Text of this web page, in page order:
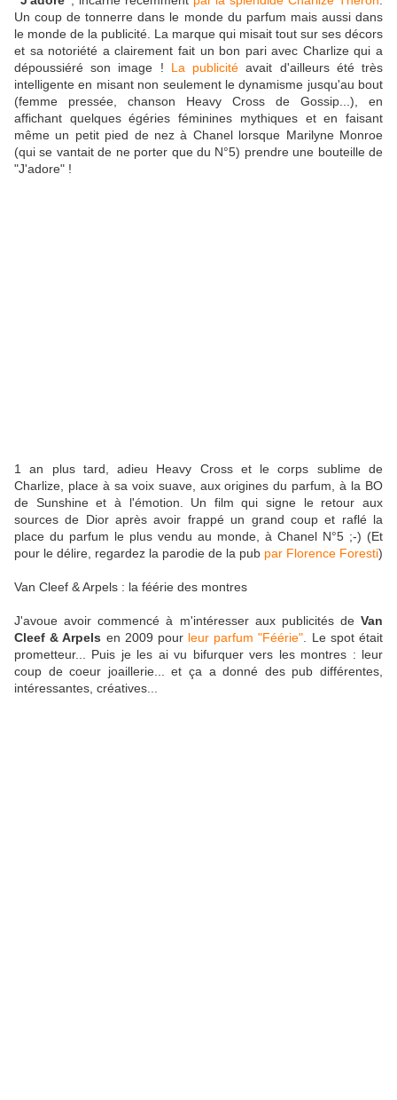
Un coup de tonnerre dans le monde du parfum mais aussi dans
le monde de la publicité. La marque qui misait tout sur ses décors
et sa notoriété a clairement fait un bon pari avec Charlize qui a
dépoussiéré son image ! La publicité avait d'ailleurs été très
intelligente en misant non seulement le dynamisme jusqu'au bout
(femme pressée, chanson Heavy Cross de Gossip...), en
affichant quelques égéries féminines mythiques et en faisant
même un petit pied de nez à Chanel lorsque Marilyne Monroe
(qui se vantait de ne porter que du N°5) prendre une bouteille de
"J'adore" !
1 an plus tard, adieu Heavy Cross et le corps sublime de
Charlize, place à sa voix suave, aux origines du parfum, à la BO
de Sunshine et à l'émotion. Un film qui signe le retour aux
sources de Dior après avoir frappé un grand coup et raflé la
place du parfum le plus vendu au monde, à Chanel N°5 ;-) (Et
pour le délire, regardez la parodie de la pub par Florence Foresti)
Van Cleef & Arpels : la féérie des montres
J'avoue avoir commencé à m'intéresser aux publicités de Van
Cleef & Arpels en 2009 pour leur parfum "Féérie" . Le spot était
prometteur... Puis je les ai vu bifurquer vers les montres : leur
coup de coeur joaillerie... et ça a donné des pub différentes,
intéressantes, créatives...